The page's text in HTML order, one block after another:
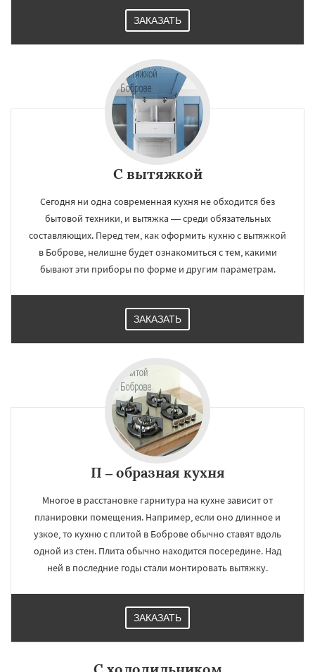
ЗАКАЗАТЬ
С вытяжкой
Сегодня ни одна современная кухня не обходится без
бытовой техники, и вытяжка — среди обязательных
составляющих. Перед тем, как оформить кухню с вытяжкой
в Боброве, нелишне будет ознакомиться с тем, какими
бывают эти приборы по форме и другим параметрам.
ЗАКАЗАТЬ
П – образная кухня
Многое в расстановке гарнитура на кухне зависит от
планировки помещения. Например, если оно длинное и
узкое, то кухню с плитой в Боброве обычно ставят вдоль
одной из стен. Плита обычно находится посередине. Над
ней в последние годы стали монтировать вытяжку.
ЗАКАЗАТЬ